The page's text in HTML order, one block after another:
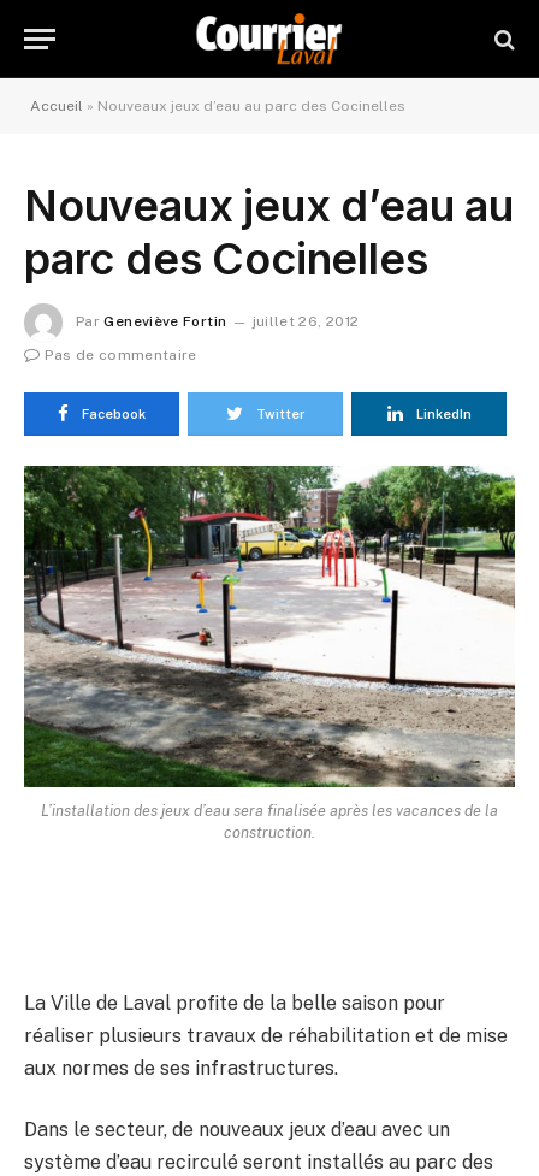
Accueil » Nouveaux jeux d’eau au parc des Cocinelles
Nouveaux jeux d’eau au
parc des Cocinelles
Par Geneviève Fortin
juillet 26, 2012
Pas de commentaire
Facebook Twitter LinkedIn
L’installation des jeux d’eau sera finalisée après les vacances de la
construction.
La Ville de Laval profite de la belle saison pour
réaliser plusieurs travaux de réhabilitation et de mise
aux normes de ses infrastructures.
Dans le secteur, de nouveaux jeux d’eau avec un
système d’eau recirculé seront installés au parc des